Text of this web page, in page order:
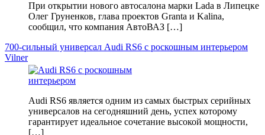
При открытии нового автосалона марки Lada в Липецке
Олег Груненков, глава проектов Granta и Kalina,
сообщил, что компания АвтоВАЗ […]
700-сильный универсал Audi RS6 с роскошным интерьером
Vilner
Audi RS6 является одним из самых быстрых серийных
универсалов на сегодняшний день, успех которому
гарантирует идеальное сочетание высокой мощности,
[…]